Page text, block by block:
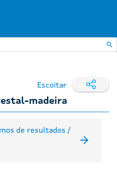
Escoitar
madeira
de resultados /